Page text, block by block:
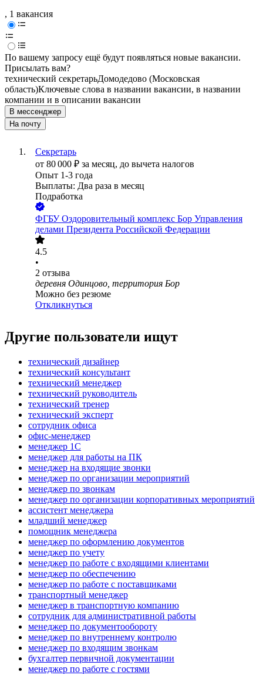
, 1 вакансия
По вашему запросу ещё будут появляться новые вакансии.
Присылать вам?
технический секретарьДомодедово (Московская
область)Ключевые слова в названии вакансии, в названии
компании и в описании вакансии
В мессенджер
На почту
Секретарь
от 80 000 ₽ за месяц, до вычета налогов
Опыт 1-3 года
Выплаты: Два раза в месяц
Подработка
ФГБУ Оздоровительный комплекс Бор Управления
делами Президента Российской Федерации
4.5
•
2 отзыва
деревня Одинцово, территория Бор
Можно без резюме
Откликнуться
Другие пользователи ищут
технический дизайнер
технический консультант
технический менеджер
технический руководитель
технический тренер
технический эксперт
сотрудник офиса
офис-менеджер
менеджер 1С
менеджер для работы на ПК
менеджер на входящие звонки
менеджер по организации мероприятий
менеджер по звонкам
менеджер по организации корпоративных мероприятий
ассистент менеджера
младший менеджер
помощник менеджера
менеджер по оформлению документов
менеджер по учету
менеджер по работе с входящими клиентами
менеджер по обеспечению
менеджер по работе с поставщиками
транспортный менеджер
менеджер в транспортную компанию
сотрудник для административной работы
менеджер по документообороту
менеджер по внутреннему контролю
менеджер по входящим звонкам
бухгалтер первичной документации
менеджер по работе с гостями